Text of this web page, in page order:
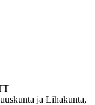
ja Lihakunta,